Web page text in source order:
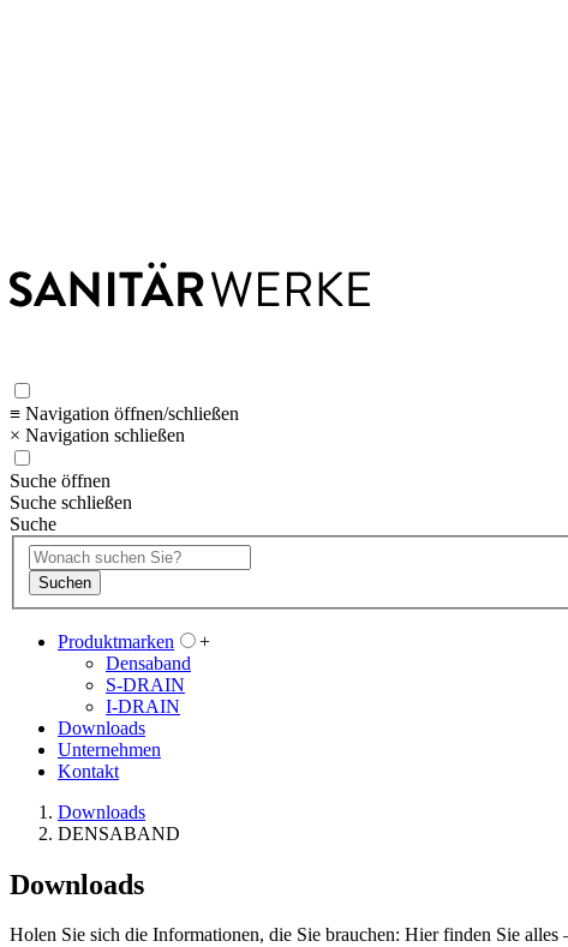
≡ Navigation öffnen/schließen
× Navigation schließen
Suche öffnen
Suche schließen
Suche
Suchen
Produktmarken
+
Densaband
S-DRAIN
I-DRAIN
Downloads
Unternehmen
Kontakt
Downloads
DENSABAND
Downloads
Holen Sie sich die Informationen, die Sie brauchen: Hier finden Sie